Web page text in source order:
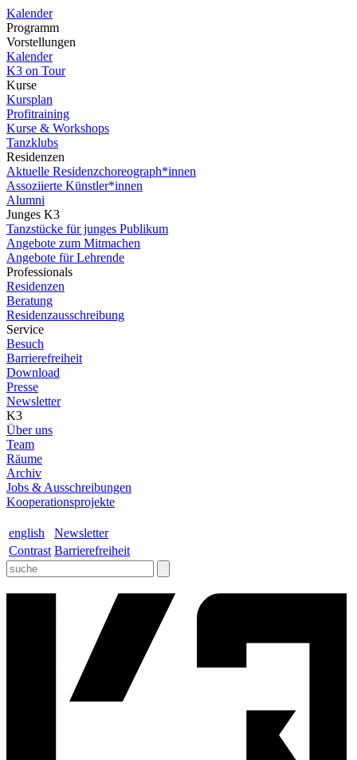
Kalender
Programm
Vorstellungen
Kalender
K3 on Tour
Kurse
Kursplan
Profitraining
Kurse & Workshops
Tanzklubs
Residenzen
Aktuelle Residenzchoreograph*innen
Assoziierte Künstler*innen
Alumni
Junges K3
Tanzstücke für junges Publikum
Angebote zum Mitmachen
Angebote für Lehrende
Professionals
Residenzen
Beratung
Residenzausschreibung
Service
Besuch
Barrierefreiheit
Download
Presse
Newsletter
K3
Über uns
Team
Räume
Archiv
Jobs & Ausschreibungen
Kooperationsprojekte
english
Newsletter
Contrast Barrierefreiheit